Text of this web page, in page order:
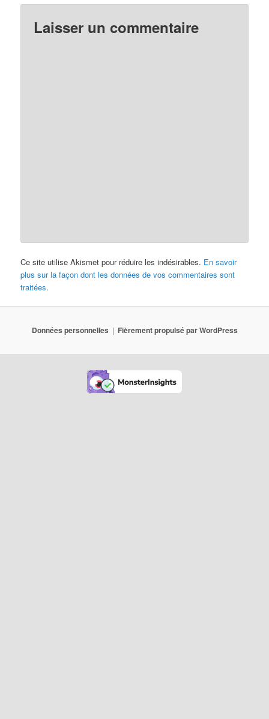
Laisser un commentaire
Ce site utilise Akismet pour réduire les indésirables. En savoir
plus sur la façon dont les données de vos commentaires sont
traitées.
Données personnelles Fièrement propulsé par WordPress